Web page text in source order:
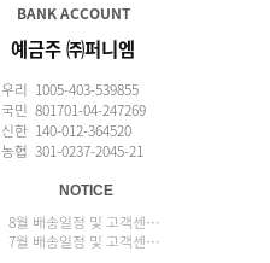
BANK ACCOUNT
예금주 ㈜퍼니엠
우리 1005-403-539855
국민 801701-04-247269
신한 140-012-364520
농협 301-0237-2045-21
NOTICE
8월 배송일정 및 고객센터 업무 안내
7월 배송일정 및 고객센터 업무 안내